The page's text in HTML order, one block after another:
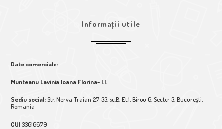
Informații utile
Date comerciale:
Munteanu Lavinia Ioana Florina- I.I.
Sediu social:Str. Nerva Traian 27-33, sc.B, Et.1, Birou 6, Sector 3, București,
Romania
CUI33616679